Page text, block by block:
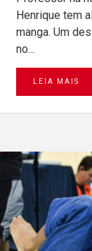
Henrique tem
manga. Um
no…
LEIA MAIS